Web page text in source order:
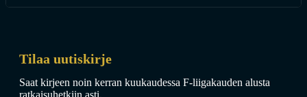
Tilaa uutiskirje
Saat kirjeen noin kerran kuukaudessa F-liigakauden alusta